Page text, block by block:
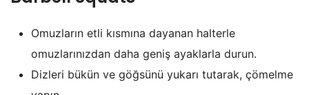
Omuzların etli kısmına dayanan halterle
omuzlarınızdan daha geniş ayaklarla durun.
Dizleri bükün ve göğsünü yukarı tutarak, çömelme